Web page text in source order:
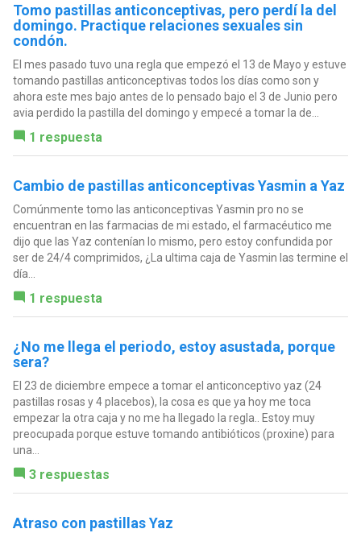
Tomo pastillas anticonceptivas, pero perdí la del
domingo. Practique relaciones sexuales sin
condón.
El mes pasado tuvo una regla que empezó el 13 de Mayo y estuve
tomando pastillas anticonceptivas todos los días como son y
ahora este mes bajo antes de lo pensado bajo el 3 de Junio pero
avia perdido la pastilla del domingo y empecé a tomar la de...
1 respuesta
Cambio de pastillas anticonceptivas Yasmin a Yaz
Comúnmente tomo las anticonceptivas Yasmin pro no se
encuentran en las farmacias de mi estado, el farmacéutico me
dijo que las Yaz contenían lo mismo, pero estoy confundida por
ser de 24/4 comprimidos, ¿La ultima caja de Yasmin las termine el
día...
1 respuesta
¿No me llega el periodo, estoy asustada, porque
sera?
El 23 de diciembre empece a tomar el anticonceptivo yaz (24
pastillas rosas y 4 placebos), la cosa es que ya hoy me toca
empezar la otra caja y no me ha llegado la regla.. Estoy muy
preocupada porque estuve tomando antibióticos (proxine) para
una...
3 respuestas
Atraso con pastillas Yaz